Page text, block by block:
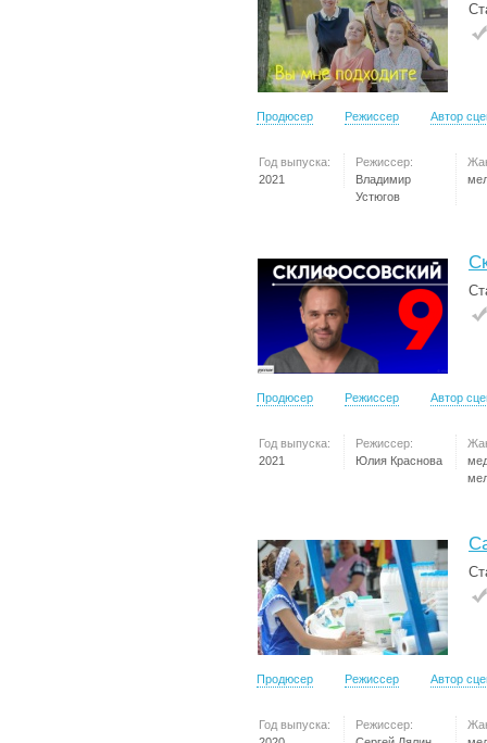
Продюсер Режиссер Автор
Год выпуска:
2021
Режиссер:
Владимир
Устюгов
Продюсер Режиссер Автор
Год выпуска:
2021
Режиссер:
Юлия Краснова
Продюсер Режиссер Автор
Год выпуска:
Режиссер: